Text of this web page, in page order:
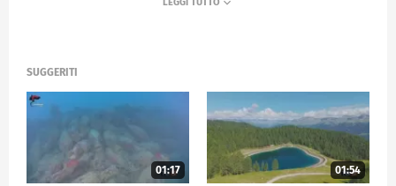
SUGGERITI
01:17 01:54